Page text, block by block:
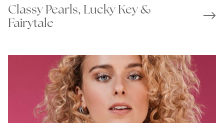
Classy Pearls, Lucky Key &
Fairytale